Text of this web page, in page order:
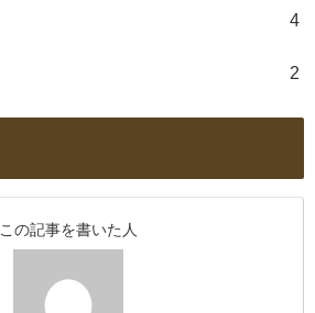
4
2
この記事を書いた人